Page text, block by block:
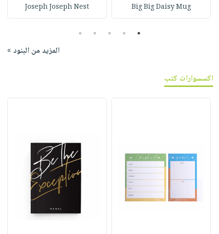
Big Big Daisy Mug
Joseph Joseph Nest
1
2
3
4
5
المزيد من البنود »
اكسسوارات كتب